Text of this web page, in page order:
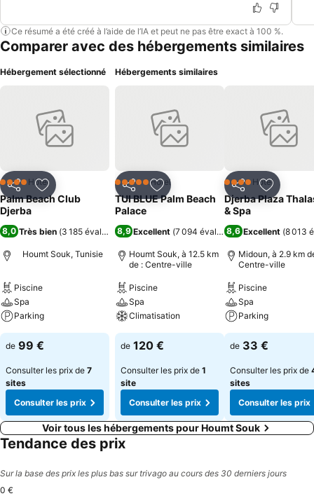
Ce résumé a été créé à l’aide de l’IA et peut ne pas être exact à 100 %.
Comparer avec des hébergements similaires
Hébergement sélectionné
PartagerAjouter à mes favoris
4 ÉtoilesHôtel
Palm Beach Club
Djerba
8,0 Très bien (3 185 évaluations)
Houmt Souk, Tunisie
Piscine
Spa
Parking
de 99 €
Consulter les prix de 7
sites
Consulter les prix
Hébergements similaires
PartagerAjouter à mes favoris
5 Étoiles Hôtel
TUI BLUE Palm Beach
Palace
8,9 Excellent (7 094 évaluations)
Houmt Souk, à 12.5 km
de : Centre-ville
Piscine
Spa
Climatisation
de 120 €
Consulter les prix de 1
site
Consulter les prix
PartagerAjouter
4 ÉtoilesHôtel
Djerba Plaza
& Spa
8,6 Excellent (8 013
Midoun, à 2.9 km
Centre-ville
Piscine
Spa
Parking
de 33 €
Consulter les prix de
sites
Consulter les prix
Voir tous les hébergements pour Houmt Souk
Tendance des prix
Sur la base des prix les plus bas sur trivago au cours des 30 derniers jours
0 €